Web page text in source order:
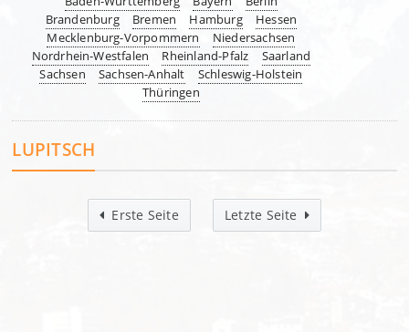
Brandenburg
Bremen Hamburg
Hessen
Mecklenburg-Vorpommern
Niedersachsen
Nordrhein-Westfalen
Rheinland-Pfalz
Saarland
Sachsen
Sachsen-Anhalt
Schleswig-Holstein
Thüringen
LUPITSCH
Erste Seite Letzte Seite